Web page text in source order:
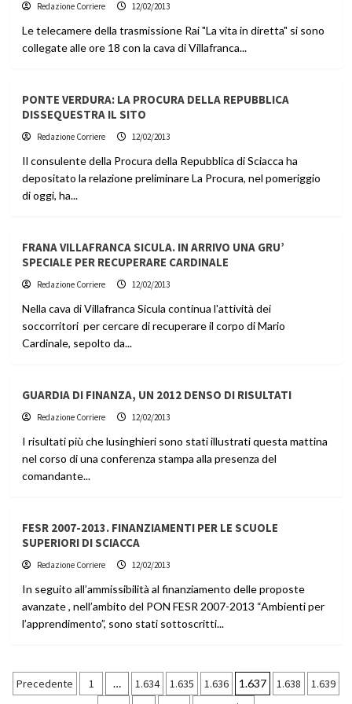
Redazione Corriere 12/02/2013
Le telecamere della trasmissione Rai "La vita in diretta" si sono
collegate alle ore 18 con la cava di Villafranca...
PONTE VERDURA: LA PROCURA DELLA REPUBBLICA
DISSEQUESTRA IL SITO
Redazione Corriere 12/02/2013
Il consulente della Procura della Repubblica di Sciacca ha
depositato la relazione preliminare La Procura, nel pomeriggio
di oggi, ha...
FRANA VILLAFRANCA SICULA. IN ARRIVO UNA GRU’
SPECIALE PER RECUPERARE CARDINALE
Redazione Corriere 12/02/2013
Nella cava di Villafranca Sicula continua l'attività dei
soccorritori per cercare di recuperare il corpo di Mario
Cardinale, sepolto da...
GUARDIA DI FINANZA, UN 2012 DENSO DI RISULTATI
Redazione Corriere 12/02/2013
I risultati più che lusinghieri sono stati illustrati questa mattina
nel corso di una conferenza stampa alla presenza del
comandante...
FESR 2007-2013. FINANZIAMENTI PER LE SCUOLE
SUPERIORI DI SCIACCA
Redazione Corriere 12/02/2013
In seguito all’ammissibilità al finanziamento delle proposte
avanzate , nell’ambito del PON FESR 2007-2013 “Ambienti per
l’apprendimento”, sono stati sottoscritti...
Paginazione
Precedente 1 … 1.634 1.635 1.636 1.637 1.638
1.639